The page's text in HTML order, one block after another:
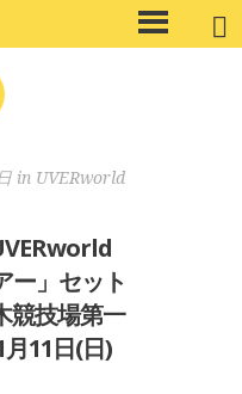
メ
イ
in UVERworld
ー」セット
競技場第一
11日(日)